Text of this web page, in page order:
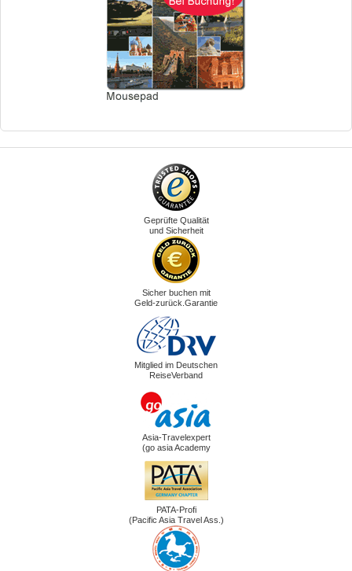
Geprüfte Qualität
und Sicherheit
Sicher buchen mit
Geld-zurück.Garantie
Mitglied im Deutschen
ReiseVerband
Asia-Travelexpert
(go asia Academy
PATA-Profi
(Pacific Asia Travel Ass.)